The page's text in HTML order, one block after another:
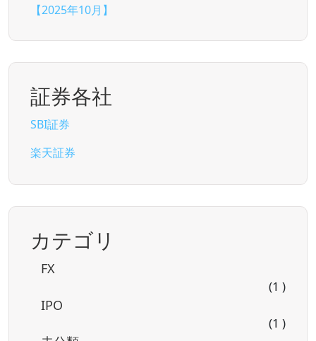
【2025年10月】
証券各社
SBI証券
楽天証券
カテゴリ
FX
(1 )
IPO
(1 )